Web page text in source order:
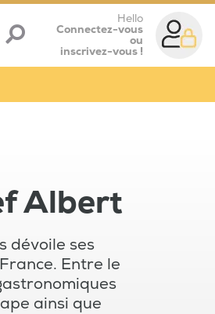
Hello
Connectez-vous
ou
inscrivez-vous !
Albert
dévoile ses
Entre le
ainsi que